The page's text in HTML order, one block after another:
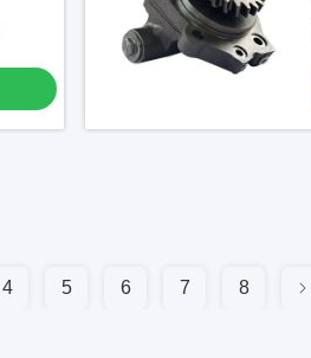
4 5 6 7 8